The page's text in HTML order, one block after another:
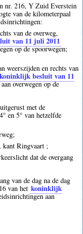
nr. 216, Y Zuid Everstein
van de kilometerpaal
van de overweg,
van 11 juli 2011
op de spoorwegen;
weerszijden en rechts van
koninklijk besluit van 11
overwegen op de
met de
en 5° van hetzelfde
kant Ringvaart ;
dat de overgang
van de dag na de dag
van het koninklijk
aan